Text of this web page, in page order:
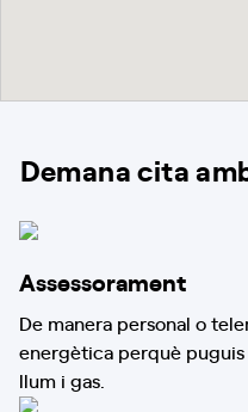
Demana cita
Assessorament
De manera personal o
energètica perquè
llum i gas.